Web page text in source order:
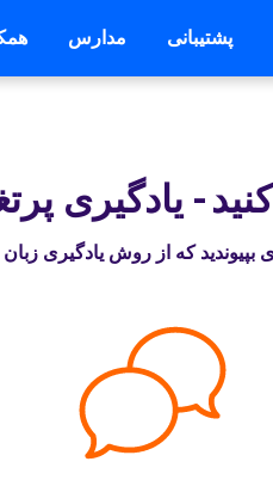
پشتیبانی مدارس
- یادگیری